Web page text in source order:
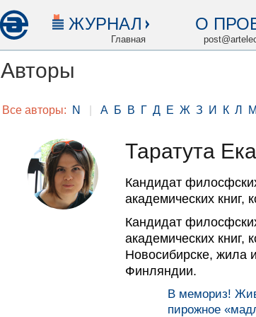
ЖУРНАЛ
Главная
О
Авторы
Все авторы: N А Б В Г Д Е Ж З И К Л М
Таратута
Кандидат
академических книг,
Кандидат
академических книг,
Новосибирске, жила
Финляндии.
В мемориз!
пирожное